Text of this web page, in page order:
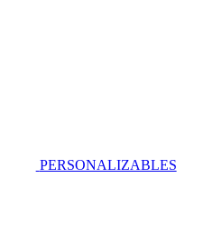
PERSONALIZABLES